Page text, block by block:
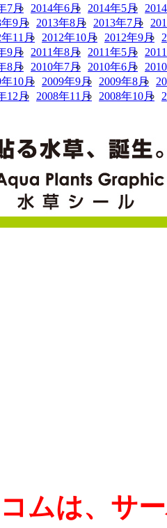
7月 2014年6月 2014年5月
年9月 2013年8月 2013年7月
年11月 2012年10月 2012年9月
9月 2011年8月 2011年5月
8月 2010年7月 2010年6月
年10月 2009年9月 2009年8月
12月 2008年11月 2008年10月
ムは、サ